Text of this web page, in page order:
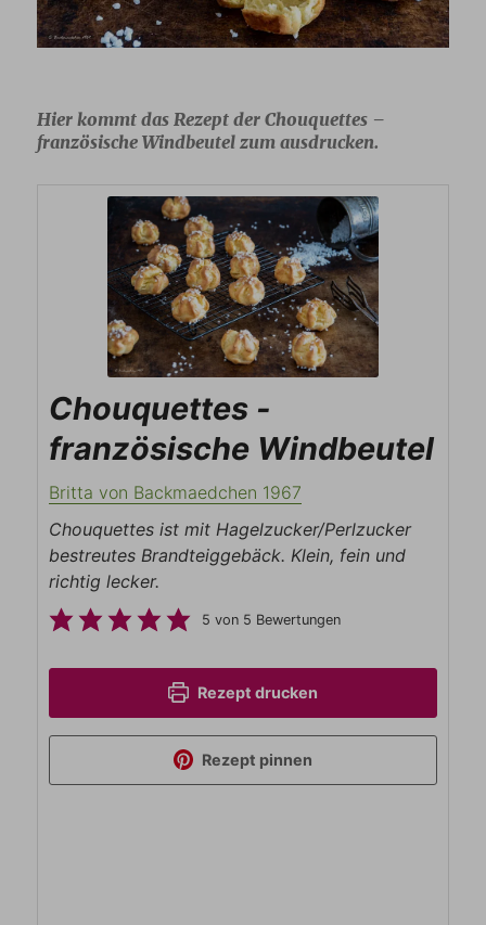
Hier kommt das Rezept der Chouquettes –
französische Windbeutel zum ausdrucken.
Chouquettes -
französische Windbeutel
Britta von Backmaedchen 1967
Chouquettes ist mit Hagelzucker/Perlzucker
bestreutes Brandteiggebäck. Klein, fein und
richtig lecker.
5 von 5 Bewertungen
Rezept drucken
Rezept pinnen